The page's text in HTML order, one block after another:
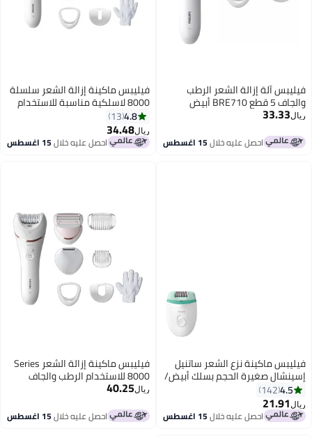
فيليبس ماكينة إزالة الشعر سلسلة
8000 لاسلكية مناسبة للاستخدام
الرطب والجاف أبيض
4.8
احصل عليه خلال15 اغسطس
فيليبس ماكينة إزالة الشعر Series
8000 للاستخدام الرطب والجاف
ريال40.25
احصل عليه خلال15 اغسطس